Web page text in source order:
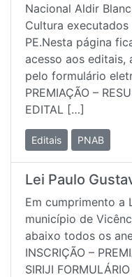
Nacional Aldir
Cultura
PE.Nesta página
acesso aos editais,
pelo formulário
PREMIAÇÃO –
EDITAL […]
Editais PNAB
Lei Paulo
Em cumprimento a
município de
abaixo todos os
INSCRIÇÃO –
SIRIJI